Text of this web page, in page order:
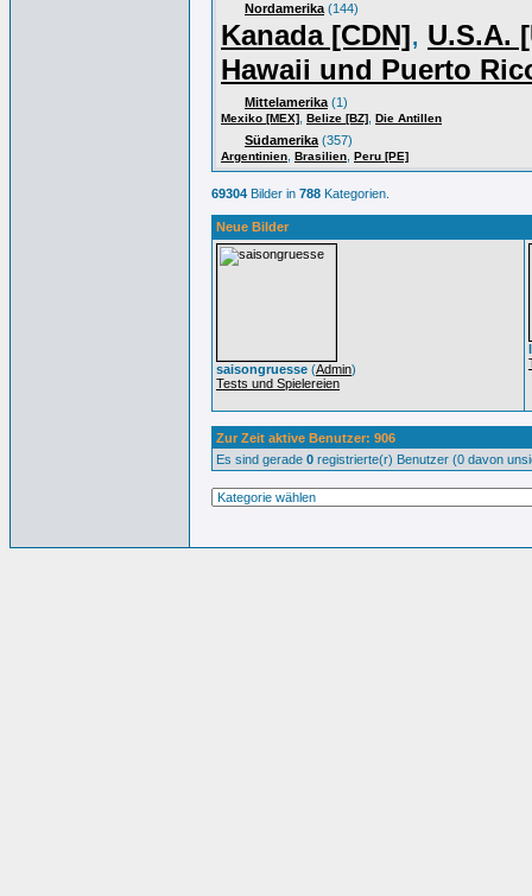
Nordamerika (144)
Kanada [CDN], U.S.A.
Hawaii und Puerto
Mittelamerika (1)
Mexiko [MEX] Belize [BZ] Die Antillen
Südamerika (357)
Argentinien Brasilien Peru [PE]
69304 Bilder in 788 Kategorien.
Neue Bilder
saisongruesse (Admin)
Tests und Spielereien
Zur Zeit aktive Benutzer: 906
Es sind gerade 0 registrierte(r) Benutzer (0 davon